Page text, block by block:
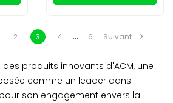
produits innovants d'ACM, une
comme un leader dans
son engagement envers la
2 3 4 … 6 Suivant 